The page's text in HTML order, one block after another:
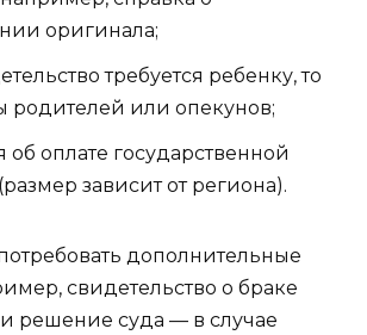
оригинала;
требуется ребенку, то
родителей или опекунов;
об оплате государственной
зависит от региона).
дополнительные
свидетельство о браке
решение суда — в случае